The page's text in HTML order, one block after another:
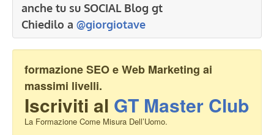
anche tu su SOCIAL Blog gt
Chiedilo a @giorgiotave
formazione SEO e Web Marketing ai
massimi livelli.
Iscriviti al GT Master Club
La Formazione Come Misura Dell’Uomo.